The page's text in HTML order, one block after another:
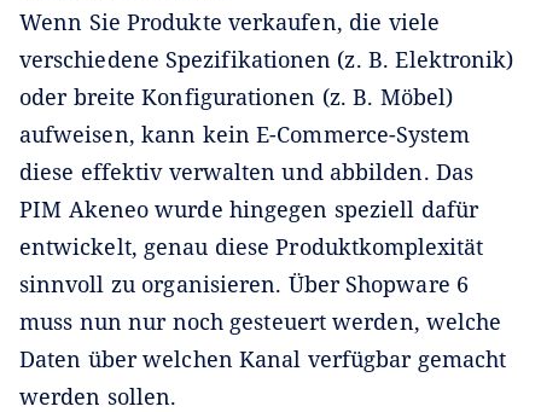
Wenn Sie Produkte verkaufen, die viele
verschiedene Spezifikationen (z. B. Elektronik)
oder breite Konfigurationen (z. B. Möbel)
aufweisen, kann kein E-Commerce-System
diese effektiv verwalten und abbilden. Das
PIM Akeneo wurde hingegen speziell dafür
entwickelt, genau diese Produktkomplexität
sinnvoll zu organisieren. Über Shopware 6
muss nun nur noch gesteuert werden, welche
Daten über welchen Kanal verfügbar gemacht
werden sollen.